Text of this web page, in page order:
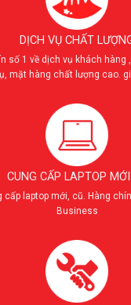
DỊCH VỤ CHẤT
số 1 về dịch vụ khách hàng
mặt hàng chất lượng cao.
CUNG CẤP LAPTOP
cấp laptop mới, cũ. Hàng
Business